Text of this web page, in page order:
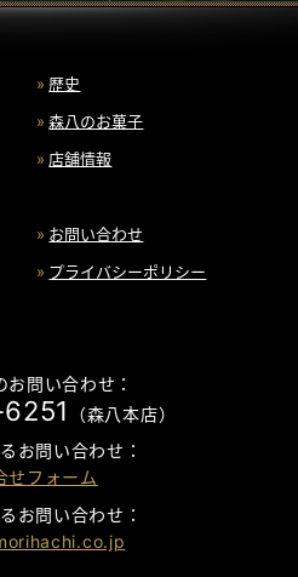
歴史
森八のお菓子
店舗情報
お問い合わせ
プライバシーポリシー
お問い合わせ：
（森八本店）
お問い合わせ：
せフォーム
お問い合わせ：